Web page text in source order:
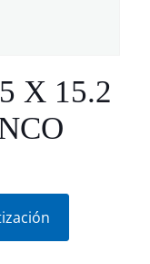
X 15.2